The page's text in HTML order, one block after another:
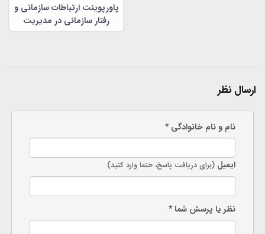
پاورپوینت ارتباطات سازمانی و
رفتار سازمانی در مدیریت
سازمانی
ارسال نظر
نام و نام خانوادگی *
ایمیل (برای دریافت پاسخ، حتما وارد کنید)
نظر یا پرسش شما *